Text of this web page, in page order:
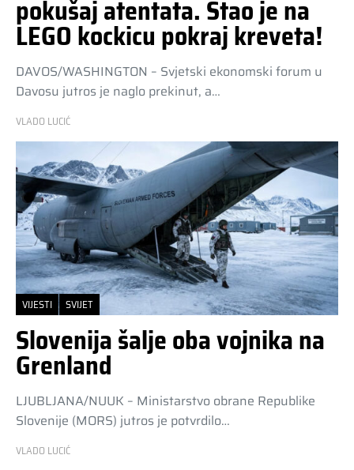
pokušaj atentata. Stao je na
LEGO kockicu pokraj kreveta!
DAVOS/WASHINGTON – Svjetski ekonomski forum u
Davosu jutros je naglo prekinut, a…
VLADO LUCIĆ
VIJESTI SVIJET
Slovenija šalje oba vojnika na
Grenland
LJUBLJANA/NUUK – Ministarstvo obrane Republike
Slovenije (MORS) jutros je potvrdilo…
VLADO LUCIĆ